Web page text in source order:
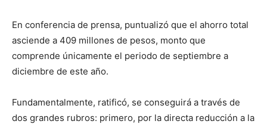
En conferencia de prensa, puntualizó que el ahorro total
asciende a 409 millones de pesos, monto que
comprende únicamente el periodo de septiembre a
diciembre de este año.
Fundamentalmente, ratificó, se conseguirá a través de
dos grandes rubros: primero, por la directa reducción a la